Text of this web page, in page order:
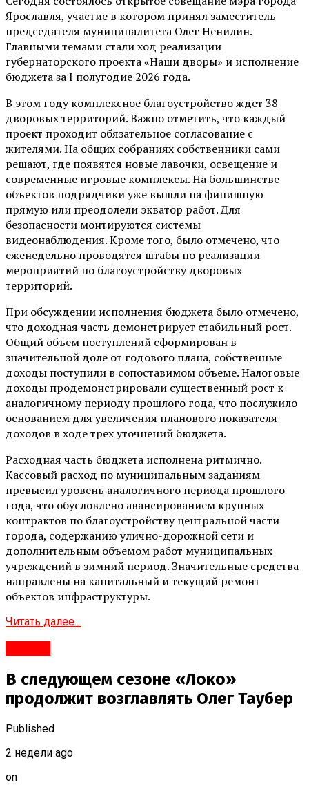
Ярославля, участие в котором принял заместитель
председателя муниципалитета Олег Ненилин.
Главными темами стали ход реализации
губернаторского проекта «Наши дворы» и исполнение
бюджета за I полугодие 2026 года.
В этом году комплексное благоустройство ждет 38
дворовых территорий. Важно отметить, что каждый
проект проходит обязательное согласование с
жителями. На общих собраниях собственники сами
решают, где появятся новые лавочки, освещение и
современные игровые комплексы. На большинстве
объектов подрядчики уже вышли на финишную
прямую или преодолели экватор работ. Для
безопасности монтируются системы
видеонаблюдения. Кроме того, было отмечено, что
еженедельно проводятся штабы по реализации
мероприятий по благоустройству дворовых
территорий.
При обсуждении исполнения бюджета было отмечено,
что доходная часть демонстрирует стабильный рост.
Общий объем поступлений сформирован в
значительной доле от годового плана, собственные
доходы поступили в сопоставимом объеме. Налоговые
доходы продемонстрировали существенный рост к
аналогичному периоду прошлого года, что послужило
основанием для увеличения планового показателя
доходов в ходе трех уточнений бюджета.
Расходная часть бюджета исполнена ритмично.
Кассовый расход по муниципальным заданиям
превысил уровень аналогичного периода прошлого
года, что обусловлено авансированием крупных
контрактов по благоустройству центральной части
города, содержанию улично-дорожной сети и
дополнительным объемом работ муниципальных
учреждений в зимний период. Значительные средства
направлены на капитальный и текущий ремонт
объектов инфраструктуры.
Читать далее...
В следующем сезоне «Локо»
продолжит возглавлять Олег Таубер
Published
2 недели ago
on